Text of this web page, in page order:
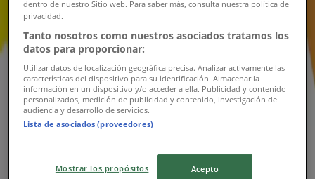
Folleto ahorros s32
Vence el 12/8
Nuevo
Ofertas Ara
dentro de nuestro Sitio web. Para saber más, consulta nuestra política de
privacidad.
Tanto nosotros como nuestros asociados tratamos los
datos para proporcionar:
Utilizar datos de localización geográfica precisa. Analizar activamente las
características del dispositivo para su identificación. Almacenar la
información en un dispositivo y/o acceder a ella. Publicidad y contenido
personalizados, medición de publicidad y contenido, investigación de
audiencia y desarrollo de servicios.
Lista de asociados (proveedores)
Mostrar los propósitos Acepto